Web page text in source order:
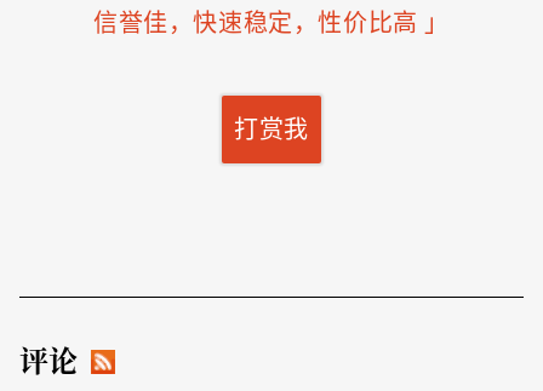
信誉佳，快速稳定，性价比高 」
打赏我
评论